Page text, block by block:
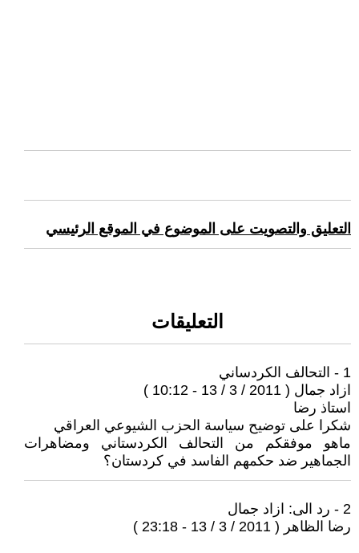
التعليق والتصويت على الموضوع في الموقع الرئيسي
التعليقات
1 - التحالف الكردساني
ازاد جمال ( 2011 / 3 / 13 - 10:12 )
استاذ رضا
شكرا على توضيح سياسة الحزب الشيوعي العراقي
ماهو موفقكم من التحالف الكردستاني ومضاهرات
الجماهير ضد حكمهم الفاسد في كردستان؟
2 - رد الى: ازاد جمال
رضا الظاهر ( 2011 / 3 / 13 - 23:18 )